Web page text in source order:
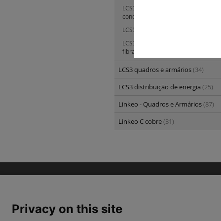
LCS3 fibra ótica - solução de cabos
conectorizados
LCS3 fibra ótica - cabos óticos
LCS3 fibra ótica - cordões óticos e
fibra ótica Mosaic
LCS3 quadros e armários(34)
LCS3 distribuição de energia (25)
Linkeo - Quadros e Armários(87)
Linkeo C cobre(31)
Privacy on this site